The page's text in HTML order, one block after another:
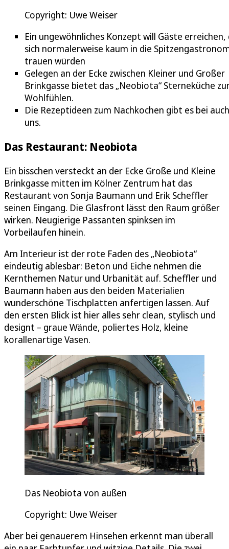
Copyright: Uwe Weiser
Ein ungewöhnliches Konzept will Gäste erreichen,
sich normalerweise kaum in die
trauen würden
Gelegen an der Ecke zwischen Kleiner und Großer
Brinkgasse bietet das „Neobiota“ Sterneküche
Wohlfühlen.
Die Rezeptideen zum Nachkochen gibt es bei
uns.
Das Restaurant: Neobiota
Ein bisschen versteckt an der Ecke Große und Kleine
Brinkgasse mitten im Kölner Zentrum hat das
Restaurant von Sonja Baumann und Erik Scheffler
seinen Eingang. Die Glasfront lässt den Raum größer
wirken. Neugierige Passanten spinksen im
Vorbeilaufen hinein.
Am Interieur ist der rote Faden des „Neobiota“
eindeutig ablesbar: Beton und Eiche nehmen die
Kernthemen Natur und Urbanität auf. Scheffler und
Baumann haben aus den beiden Materialien
wunderschöne Tischplatten anfertigen lassen. Auf
den ersten Blick ist hier alles sehr clean, stylisch und
designt – graue Wände, poliertes Holz, kleine
korallenartige Vasen.
Das Neobiota von außen
Copyright: Uwe Weiser
Aber bei genauerem Hinsehen erkennt man überall